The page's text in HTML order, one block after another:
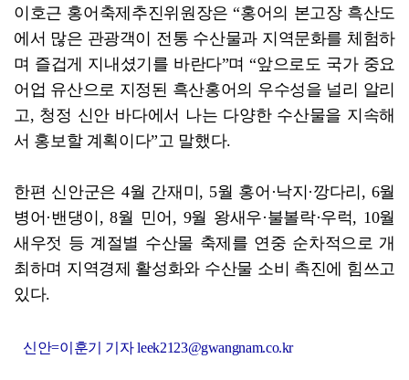
이호근 홍어축제추진위원장은 “홍어의 본고장 흑산도
에서 많은 관광객이 전통 수산물과 지역문화를 체험하
며 즐겁게 지내셨기를 바란다”며 “앞으로도 국가 중요
어업 유산으로 지정된 흑산홍어의 우수성을 널리 알리
고, 청정 신안 바다에서 나는 다양한 수산물을 지속해
서 홍보할 계획이다”고 말했다.
한편 신안군은 4월 간재미, 5월 홍어·낙지·깡다리, 6월
병어·밴댕이, 8월 민어, 9월 왕새우·불볼락·우럭, 10월
새우젓 등 계절별 수산물 축제를 연중 순차적으로 개
최하며 지역경제 활성화와 수산물 소비 촉진에 힘쓰고
있다.
신안=이훈기 기자 leek2123@gwangnam.co.kr